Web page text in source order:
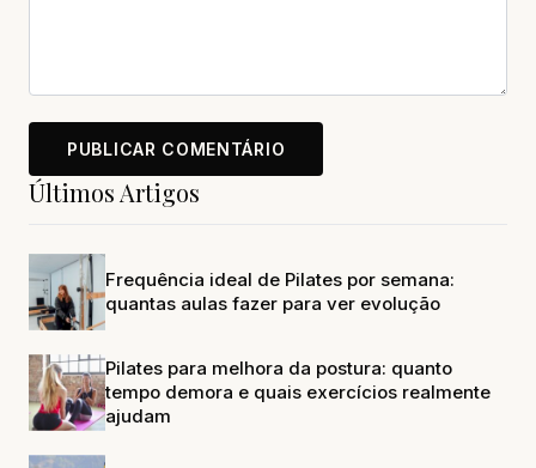
Últimos Artigos
Frequência ideal de Pilates por semana:
quantas aulas fazer para ver evolução
Pilates para melhora da postura: quanto
tempo demora e quais exercícios realmente
ajudam